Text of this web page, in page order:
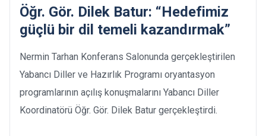
Öğr. Gör. Dilek Batur: “Hedefimiz
güçlü bir dil temeli kazandırmak”
Nermin Tarhan Konferans Salonunda gerçekleştirilen
Yabancı Diller ve Hazırlık Programı oryantasyon
programlarının açılış konuşmalarını Yabancı Diller
Koordinatörü Öğr. Gör. Dilek Batur gerçekleştirdi.